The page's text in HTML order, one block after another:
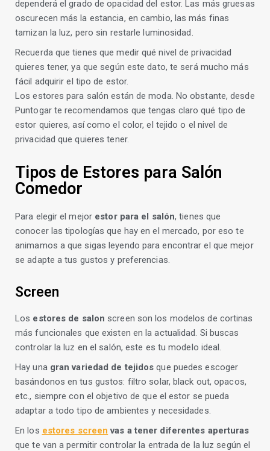
dependerá el grado de opacidad del estor. Las más gruesas
oscurecen más la estancia, en cambio, las más finas
tamizan la luz, pero sin restarle luminosidad.
Recuerda que tienes que medir qué nivel de privacidad
quieres tener, ya que según este dato, te será mucho más
fácil adquirir el tipo de estor.
Los estores para salón están de moda. No obstante, desde
Puntogar te recomendamos que tengas claro qué tipo de
estor quieres, así como el color, el tejido o el nivel de
privacidad que quieres tener.
Tipos de Estores para Salón
Comedor
Para elegir el mejor estor para el salón, tienes que
conocer las tipologías que hay en el mercado, por eso te
animamos a que sigas leyendo para encontrar el que mejor
se adapte a tus gustos y preferencias.
Screen
Los estores de salon screen son los modelos de cortinas
más funcionales que existen en la actualidad. Si buscas
controlar la luz en el salón, este es tu modelo ideal.
Hay una gran variedad de tejidos que puedes escoger
basándonos en tus gustos: filtro solar, black out, opacos,
etc., siempre con el objetivo de que el estor se pueda
adaptar a todo tipo de ambientes y necesidades.
En los estores screen vas a tener diferentes aperturas
que te van a permitir controlar la entrada de la luz según el